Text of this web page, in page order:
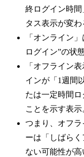
終ログイン時
タス表示が変わ
「オンライン
ログイン”の状
「オフライン
インが「1週間
たは一定時間
ことを示す表示
つまり、オフ
ーは「しばら
ない可能性が